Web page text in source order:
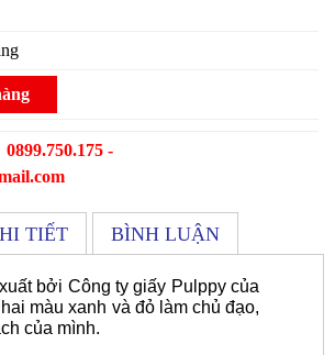
0899.750.175 -
TIẾT BÌNH LUẬN
bởi Công ty giấy Pulppy của
màu xanh và đỏ làm chủ đạo,
của mình.